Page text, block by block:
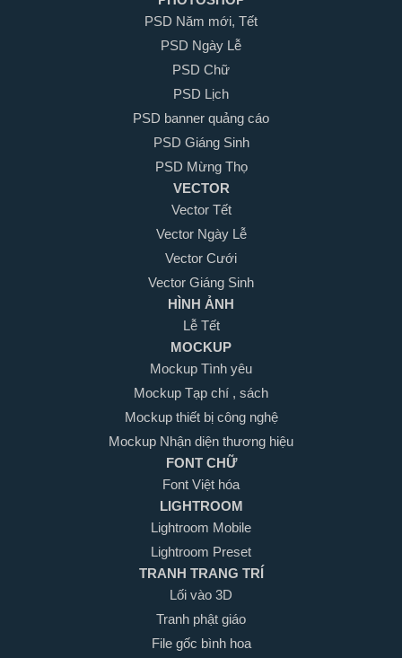
PSD Năm mới, Tết
PSD Ngày Lễ
PSD Chữ
PSD Lịch
PSD banner quảng cáo
PSD Giáng Sinh
PSD Mừng Thọ
VECTOR
Vector Tết
Vector Ngày Lễ
Vector Cưới
Vector Giáng Sinh
HÌNH ẢNH
Lễ Tết
MOCKUP
Mockup Tình yêu
Mockup Tạp chí , sách
Mockup thiết bị công nghệ
Mockup Nhận diện thương hiệu
FONT CHỮ
Font Việt hóa
LIGHTROOM
Lightroom Mobile
Lightroom Preset
TRANH TRANG TRÍ
Lối vào 3D
Tranh phật giáo
File gốc bình hoa